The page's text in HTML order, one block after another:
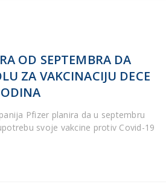
OD SEPTEMBRA DA
ZA VAKCINACIJU DECE
Pfizer planira da u septembru
svoje vakcine protiv Covid-19